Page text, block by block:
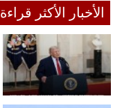
الأخبار الأكثر قراءة